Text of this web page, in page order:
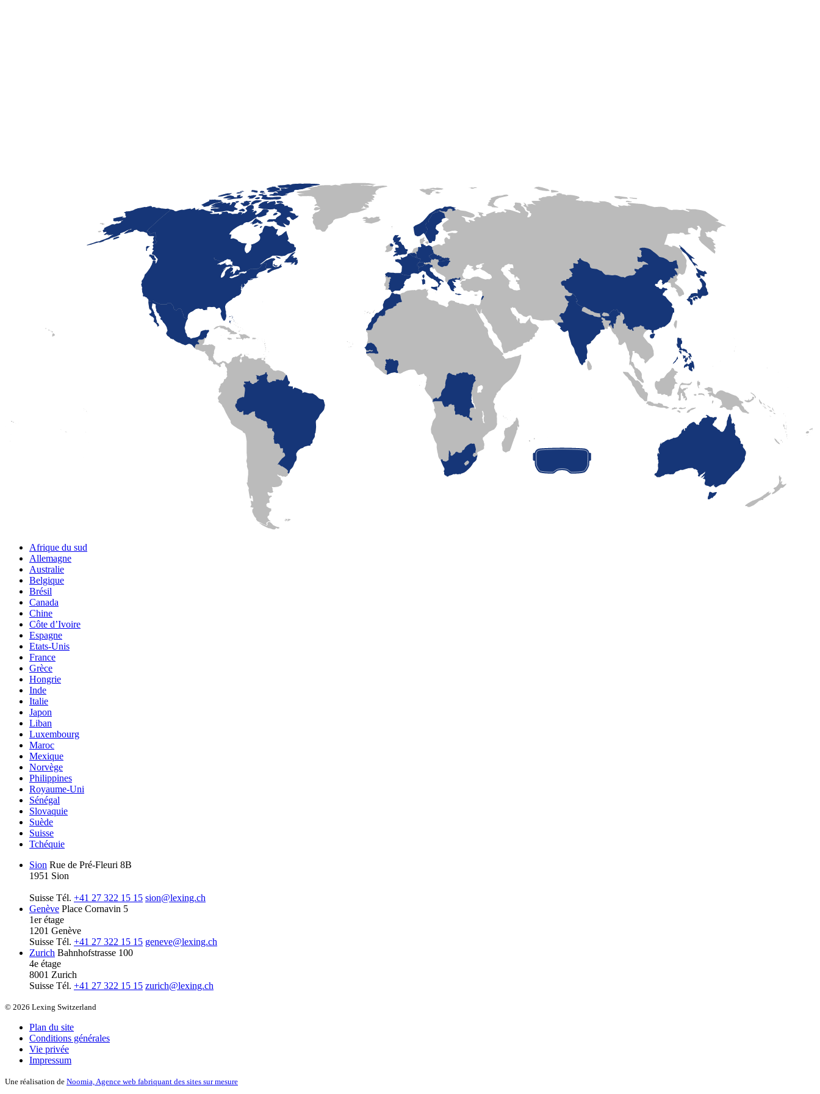
Afrique du sud
Allemagne
Australie
Belgique
Brésil
Canada
Chine
Côte d’Ivoire
Espagne
Etats-Unis
France
Grèce
Hongrie
Inde
Italie
Japon
Liban
Luxembourg
Maroc
Mexique
Norvège
Philippines
Royaume-Uni
Sénégal
Slovaquie
Suède
Suisse
Tchéquie
Sion Rue de Pré-Fleuri 8B
1951 Sion
Suisse Tél. +41 27 322 15 15 sion@lexing.ch
Genève Place Cornavin 5
1er étage
1201 Genève
Suisse Tél. +41 27 322 15 15 geneve@lexing.ch
Zurich Bahnhofstrasse 100
4e étage
8001 Zurich
Suisse Tél. +41 27 322 15 15 zurich@lexing.ch
© 2026 Lexing Switzerland
Plan du site
Conditions générales
Vie privée
Impressum
Une réalisation de Noomia, Agence web fabriquant des sites sur mesure